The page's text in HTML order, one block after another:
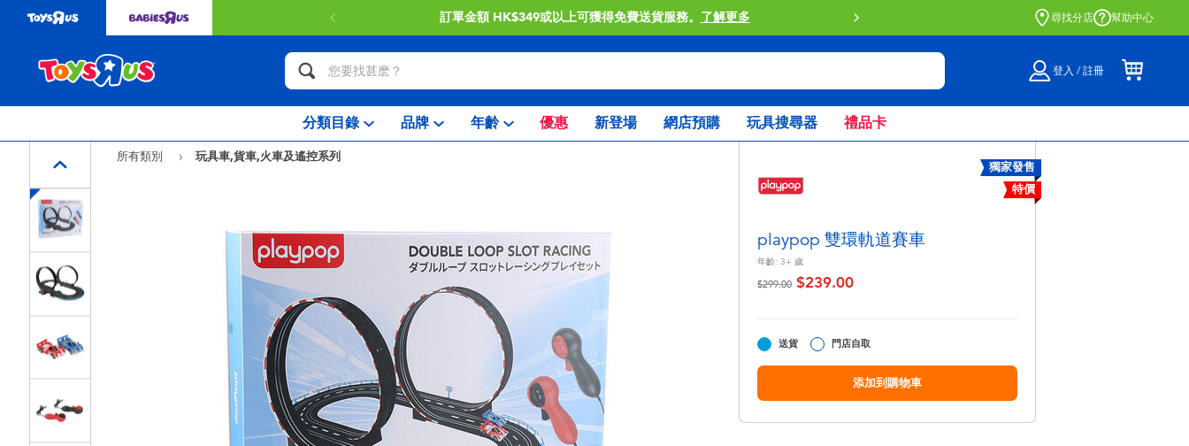
訂單金額 HK$349或以上可獲得免費送貨服務。 了解更多 門店自取服務 網上購買並在店內
尋找分店 幫助中心
登入 / 註冊
分類目錄 品牌 年齡 優惠 新登場 網店預購 玩具搜尋器 禮品卡
所有類別
玩具車,貨車,火車及遙控系列
獨家發售
特價
playpop 雙環軌道賽車
年齡: 3+ 歲
價格從
$299.00至$239.00
送貨 門店自取
添加到購物車